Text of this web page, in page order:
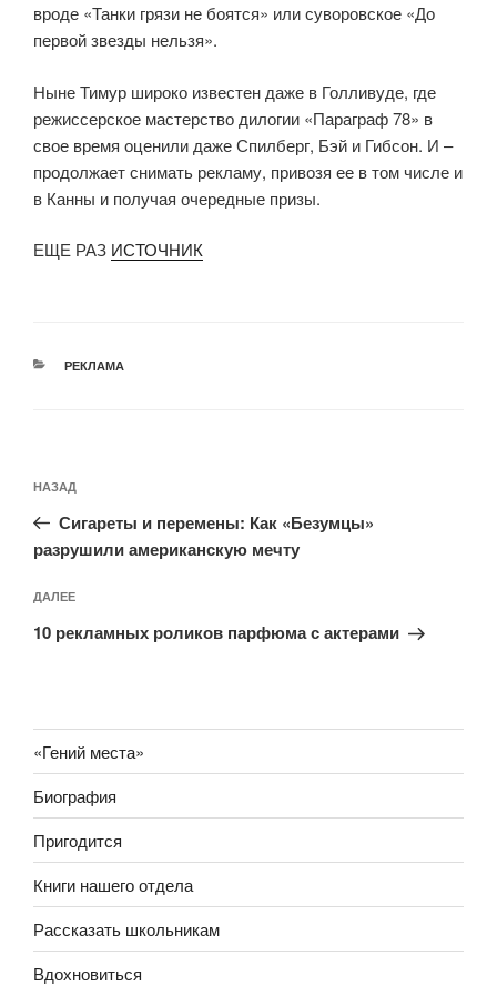
вроде «Танки грязи не боятся» или суворовское «До
первой звезды нельзя».
Ныне Тимур широко известен даже в Голливуде, где
режиссерское мастерство дилогии «Параграф 78» в
свое время оценили даже Спилберг, Бэй и Гибсон. И –
продолжает снимать рекламу, привозя ее в том числе и
в Канны и получая очередные призы.
ЕЩЕ РАЗ ИСТОЧНИК
РУБРИКИ
РЕКЛАМА
по
записям
Предыдущая
запись:
НАЗАД
Сигареты и перемены: Как «Безумцы»
разрушили американскую мечту
Следующая
запись
ДАЛЕЕ
10 рекламных роликов парфюма с актерами
«Гений места»
Биография
Пригодится
Книги нашего отдела
Рассказать школьникам
Вдохновиться